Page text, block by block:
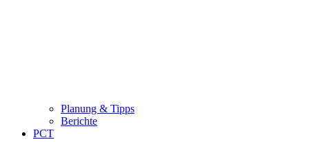
Planung & Tipps
Berichte
PCT